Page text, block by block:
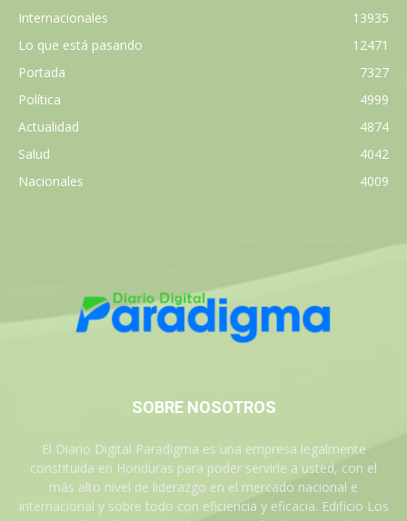
Internacionales
13935
Lo que está pasando
12471
Portada
7327
Política
4999
Actualidad
4874
Salud
4042
Nacionales
4009
SOBRE NOSOTROS
El Diario Digital Paradigma es una empresa legalmente
constituida en Honduras para poder servirle a usted, con el
más alto nivel de liderazgo en el mercado nacional e
internacional y sobre todo con eficiencia y eficacia. Edificio Los